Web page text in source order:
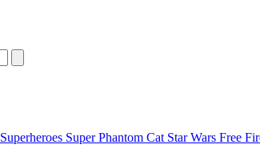
Superheroes Super Phantom Cat Star Wars Free